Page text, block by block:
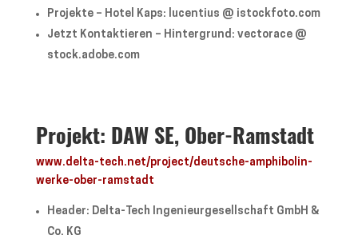
Projekte – Hotel Kaps: lucentius @ istockfoto.com
Jetzt Kontaktieren – Hintergrund: vectorace @
stock.adobe.com
Projekt: DAW SE, Ober-Ramstadt
www.delta-tech.net/project/deutsche-amphibolin-
werke-ober-ramstadt
Header: Delta-Tech Ingenieurgesellschaft GmbH &
Co. KG